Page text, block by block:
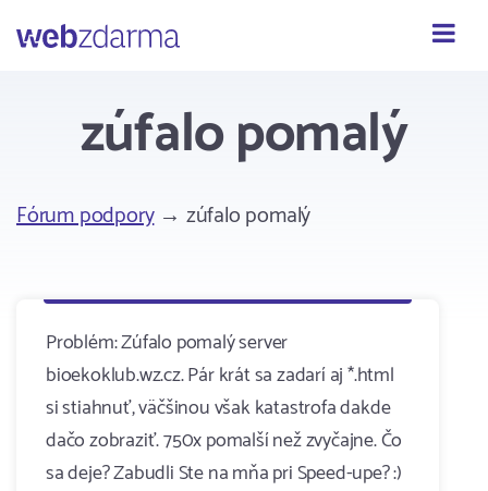
Webzdarma
zúfalo pomalý
Fórum podpory→ zúfalo pomalý
Problém: Zúfalo pomalý server
bioekoklub.wz.cz. Pár krát sa zadarí aj *.html
si stiahnuť, väčšinou však katastrofa dakde
dačo zobraziť. 750x pomalší než zvyčajne. Čo
sa deje? Zabudli Ste na mňa pri Speed-upe? :)